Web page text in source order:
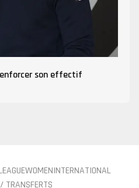
son effectif
WOMENINTERNATIONAL
TRANSFERTS